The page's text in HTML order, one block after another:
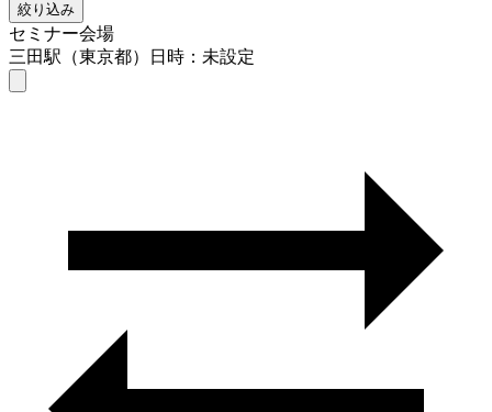
絞り込み
セミナー会場
三田駅（東京都）
日時：未設定